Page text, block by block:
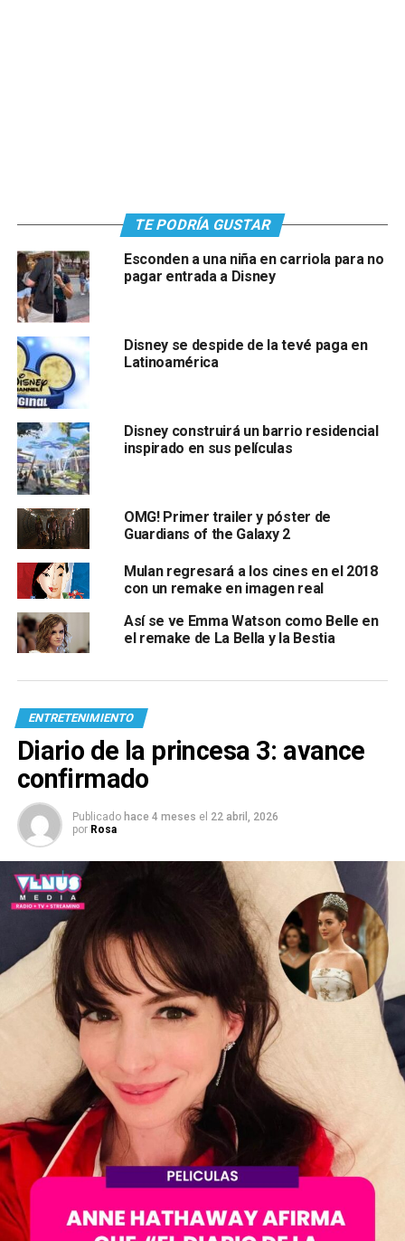
TE PODRÍA GUSTAR
Esconden a una niña en carriola para no
pagar entrada a Disney
Disney se despide de la tevé paga en
Latinoamérica
Disney construirá un barrio residencial
inspirado en sus películas
OMG! Primer trailer y póster de
Guardians of the Galaxy 2
Mulan regresará a los cines en el 2018
con un remake en imagen real
Así se ve Emma Watson como Belle en
el remake de La Bella y la Bestia
ENTRETENIMIENTO
Diario de la princesa 3: avance
confirmado
Publicado hace 4 meses el 22 abril, 2026
por Rosa